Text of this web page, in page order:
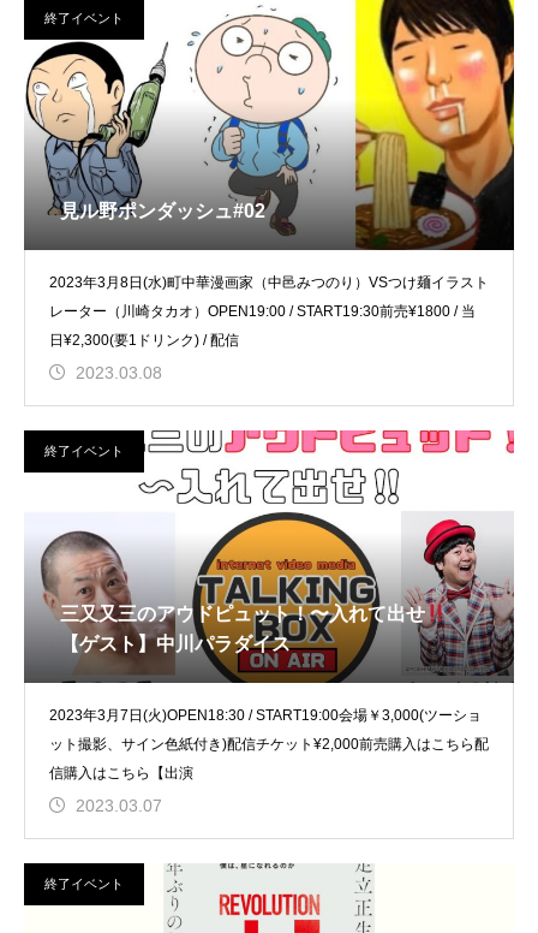
終了イベント
見ル野ポンダッシュ#02
2023年3月8日(水)町中華漫画家（中邑みつのり）VSつけ麺イラスト
レーター（川崎タカオ）OPEN19:00 / START19:30前売¥1800 / 当
日¥2,300(要1ドリンク) / 配信
2023.03.08
終了イベント
三又又三のアウドピュット！〜入れて出せ
【ゲスト】中川パラダイス
2023年3月7日(火)OPEN18:30 / START19:00会場￥3,000(ツーショ
ット撮影、サイン色紙付き)配信チケット¥2,000前売購入はこちら配
信購入はこちら【出演
2023.03.07
終了イベント